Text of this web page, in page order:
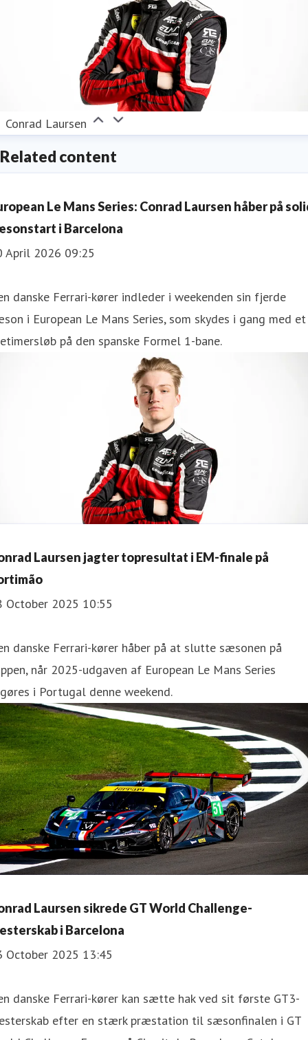
Conrad Laursen
Related content
Le Mans Series: Conrad Laursen håber på
i Barcelona
April 2026 09:25
danske Ferrari-kører indleder i weekenden sin fjerde
i European Le Mans Series, som skydes i gang med et
på den spanske Formel 1-bane.
Laursen jagter topresultat i EM-finale på
October 2025 10:55
danske Ferrari-kører håber på at slutte sæsonen på
når 2025-udgaven af European Le Mans Series
i Portugal denne weekend.
Laursen sikrede GT World Challenge-
i Barcelona
October 2025 13:45
danske Ferrari-kører kan sætte hak ved sit første GT3-
efter en stærk præstation til sæsonfinalen i GT